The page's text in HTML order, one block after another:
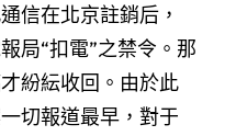
信在北京註銷后，
局“扣電”之禁令。那
紛紜收回。由於此
切報道最早，對于